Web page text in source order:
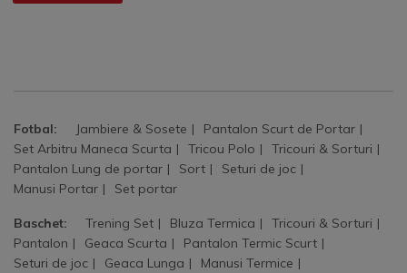
Fotbal: Jambiere & Sosete
Pantalon Scurt de Portar
Set Arbitru Maneca Scurta
Tricou Polo
Tricouri & Sorturi
Pantalon Lung de portar
Sort
Seturi de joc
Manusi Portar
Set portar
Baschet: Trening Set Bluza Termica
Tricouri & Sorturi
Pantalon
Geaca Scurta
Pantalon Termic Scurt
Seturi de joc
Geaca Lunga
Manusi Termice